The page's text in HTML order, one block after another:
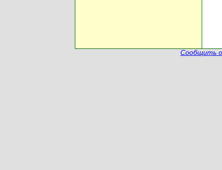
Сообщить о